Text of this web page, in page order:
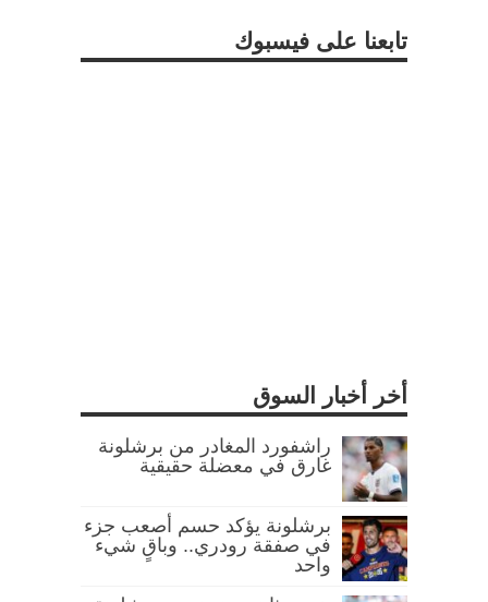
تابعنا على فيسبوك
أخر أخبار السوق
راشفورد المغادر من برشلونة
غارق في معضلة حقيقية
برشلونة يؤكد حسم أصعب جزء
في صفقة رودري.. وباقٍ شيء
واحد